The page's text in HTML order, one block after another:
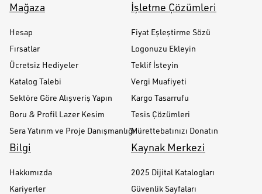
Mağaza
Hesap
Fırsatlar
Ücretsiz Hediyeler
Katalog Talebi
Sektöre Göre Alışveriş Yapın
Boru & Profil Lazer Kesim
Sera Yatırım ve Proje Danışmanlığı
İşletme Çözümleri
Fiyat Eşleştirme Sözü
Logonuzu Ekleyin
Teklif İsteyin
Vergi Muafiyeti
Kargo Tasarrufu
Tesis Çözümleri
Mürettebatınızı Donatın
Bilgi
Hakkımızda
Kariyerler
Kaynak Merkezi
2025 Dijital Katalogları
Güvenlik Sayfaları